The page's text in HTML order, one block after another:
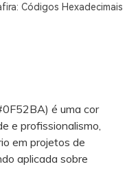
Códigos Hexadecimais
é uma cor
e profissionalismo,
em projetos de
aplicada sobre